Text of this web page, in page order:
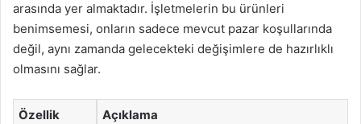
arasında yer almaktadır. İşletmelerin bu ürünleri
benimsemesi, onların sadece mevcut pazar koşullarında
değil, aynı zamanda gelecekteki değişimlere de hazırlıklı
olmasını sağlar.
Özellik Açıklama